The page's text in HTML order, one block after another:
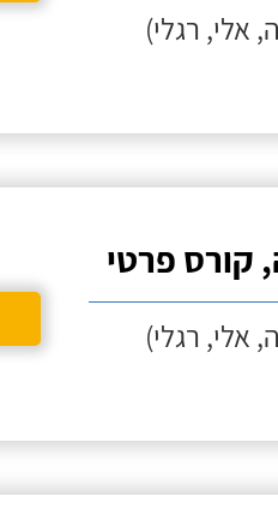
אלי, רגלי)
קורס פרטי
אלי, רגלי)